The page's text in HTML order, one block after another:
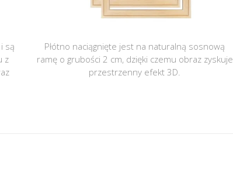
są
z
Płótno naciągnięte jest na naturalną sosnową
ramę o grubości 2 cm, dzięki czemu obraz zyskuje
przestrzenny efekt 3D.